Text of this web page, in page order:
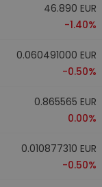
46.890 EUR
-1.40%
0.060491000 EUR
-0.50%
0.865565 EUR
0.00%
0.010877310 EUR
-0.50%